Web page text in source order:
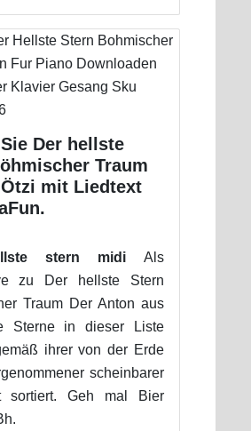
Der hellste
Traum
mit Liedtext
stern midi Als
zu Der hellste Stern
Traum Der Anton aus
Sterne in dieser Liste
ihrer von der Erde
scheinbarer
sortiert. Geh mal Bier